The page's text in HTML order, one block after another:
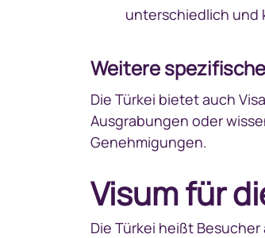
unterschiedlich und
Weitere
Die Türkei bietet auch
Ausgrabungen oder
Genehmigungen.
Visum für
Die Türkei heißt